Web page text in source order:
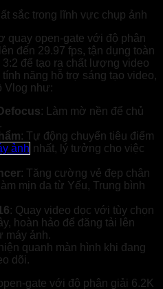
quay open-gate với độ phân
đến 29.97 fps, tận dụng toàn
để tạo ra chất lượng video
năng hỗ trợ sáng tạo video,
Vlog như:
: Làm mờ nền để chủ
: Tự động chuyển tiêu điểm
ảnh nhất, lý tưởng cho việc
: Tăng cường vẻ đẹp chân
mịn da từ Yếu, Trung bình
: Quay video dọc với tùy chọn
hoàn hảo để đăng tải lên
máy ảnh.
quanh màn hình khi đang
dõi.